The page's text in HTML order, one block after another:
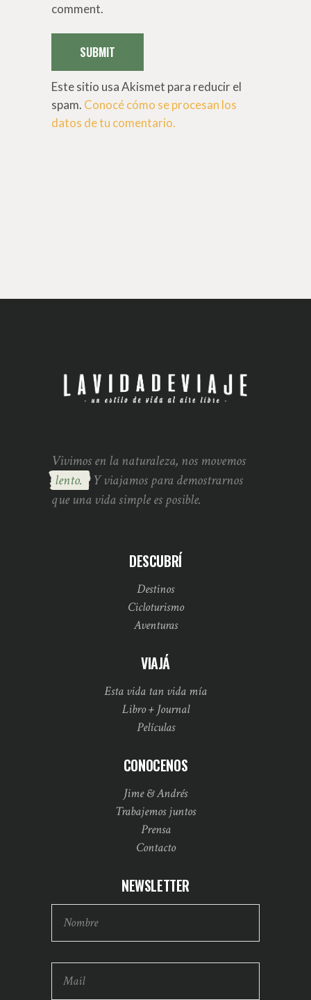
comment.
SUBMIT
Este sitio usa Akismet para reducir el
spam. Conocé cómo se procesan los
datos de tu comentario.
Vivimos en la naturaleza, nos movemos
lento. Y viajamos para demostrarnos
que una vida simple es posible.
DESCUBRÍ
Destinos
Cicloturismo
Aventuras
VIAJÁ
Esta vida tan vida mía
Libro + Journal
Películas
CONOCENOS
Jime & Andrés
Trabajemos juntos
Prensa
Contacto
NEWSLETTER